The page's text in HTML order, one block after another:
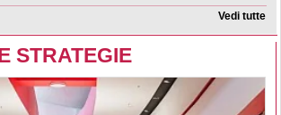
Vedi tutte
STRATEGIE